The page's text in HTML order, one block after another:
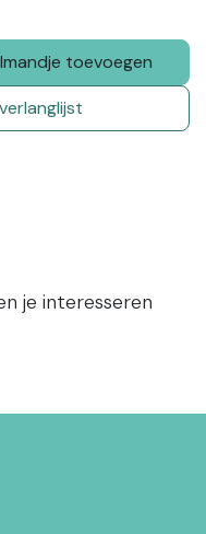
toevoegen
je interesseren